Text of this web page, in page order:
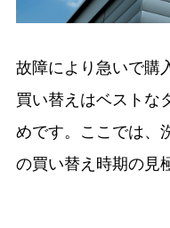
故障により急いで購
買い替えはベストな
めです。ここでは、
の買い替え時期の見